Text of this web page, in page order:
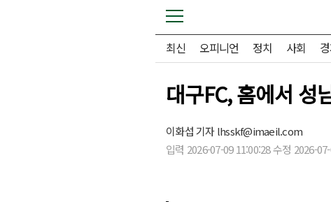
최신 오피니언 정치 사회
대구FC, 홈에서 성
이화섭 기자lhsskf@imaeil.com
입력 2026-07-09 11:00:28 수정 2026-